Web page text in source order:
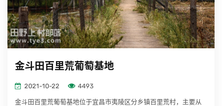
金斗田百里荒葡萄基地
2021-10-22 4493
金斗田百里荒葡萄基地位于宜昌市夷陵区分乡镇百里荒村，主要从